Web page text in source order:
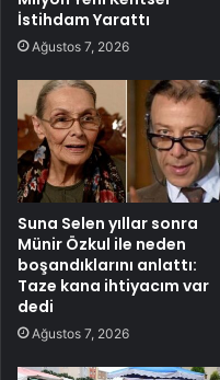
İstihdam Yarattı
Ağustos 7, 2026
Suna Selen yıllar sonra
Münir Özkul ile neden
boşandıklarını anlattı:
Taze kana ihtiyacım var
dedi
Ağustos 7, 2026